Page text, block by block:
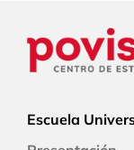
Escuela